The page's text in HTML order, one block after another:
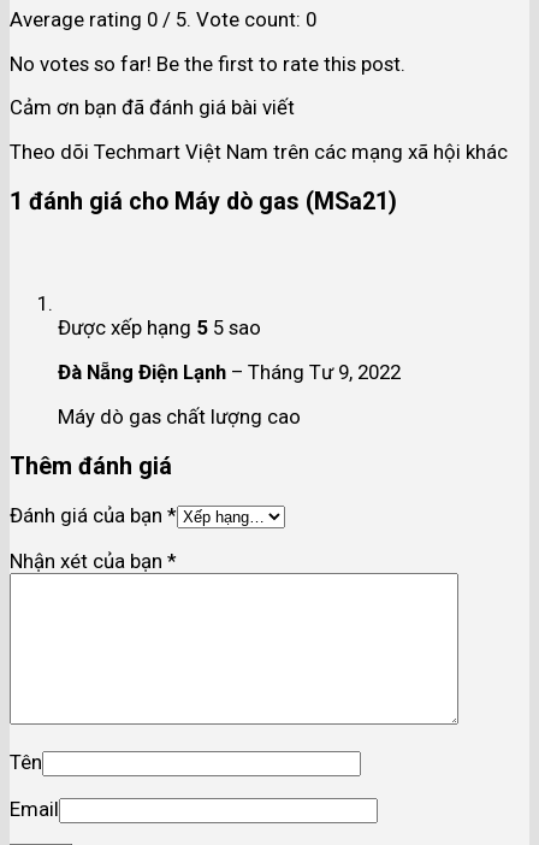
Average rating 0 / 5. Vote count: 0
No votes so far! Be the first to rate this post.
Cảm ơn bạn đã đánh giá bài viết
Theo dõi Techmart Việt Nam trên các mạng xã hội khác
1 đánh giá cho Máy dò gas (MSa21)
Được xếp hạng 5 5 sao
Đà Nẵng Điện Lạnh – Tháng Tư 9, 2022
Máy dò gas chất lượng cao
Thêm đánh giá
Đánh giá của bạn *
Nhận xét của bạn *
Tên
Email